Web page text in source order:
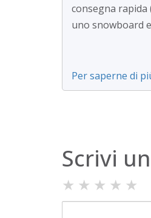
consegna
uno snowboard
Per saperne di
Scrivi
★ ★ ★ ★ ★